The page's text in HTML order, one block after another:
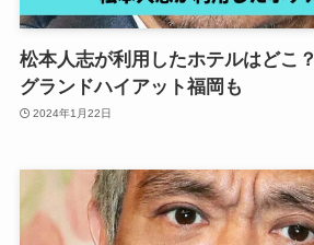
松本人志が利用したホテルはどこ
グランドハイアット福岡も
2024年1月22日